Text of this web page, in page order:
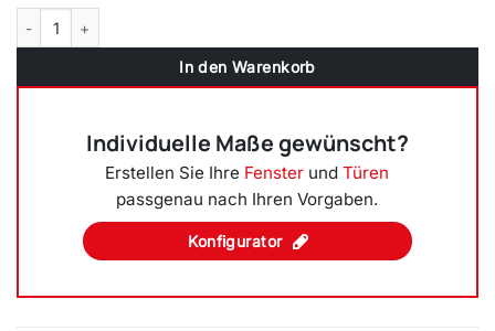
2-flügliges Kunststofffenster Dunkelrot (Innen und Außen) Dreh-
In den Warenkorb
Individuelle Maße gewünscht?
Erstellen Sie Ihre Fenster undTüren
passgenau nach Ihren Vorgaben.
Konfigurator